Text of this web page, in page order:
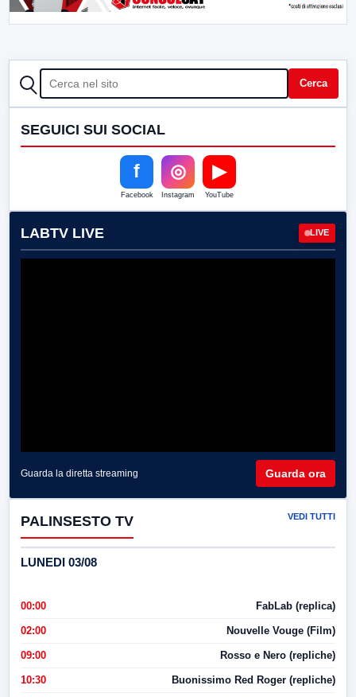
CERCA Cerca
SEGUICI SUI SOCIAL
f
Facebook
◎
Instagram
▶
YouTube
LABTV LIVE LIVE
Guarda la diretta streaming Guarda ora
PALINSESTO TV VEDI TUTTI
LUNEDI 03/08
00:00 FabLab (replica)
02:00 Nouvelle Vouge (Film)
09:00 Rosso e Nero (repliche)
10:30 Buonissimo Red Roger (repliche)